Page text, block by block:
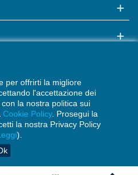
per offrirti la migliore
l'accettazione dei
la nostra politica sui
Cookie Policy. Prosegui la
la nostra Privacy Policy
).
e Natura - P. IVA: 04226360719